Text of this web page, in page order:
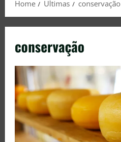
Home Ultimas conservação
conservação